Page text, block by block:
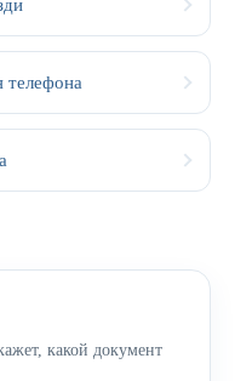
телефона
какой документ